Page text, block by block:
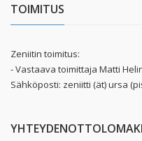
TOIMITUS
Zeniitin toimitus:
- Vastaava toimittaja Matti
Sähköposti: zeniitti (ät) ursa